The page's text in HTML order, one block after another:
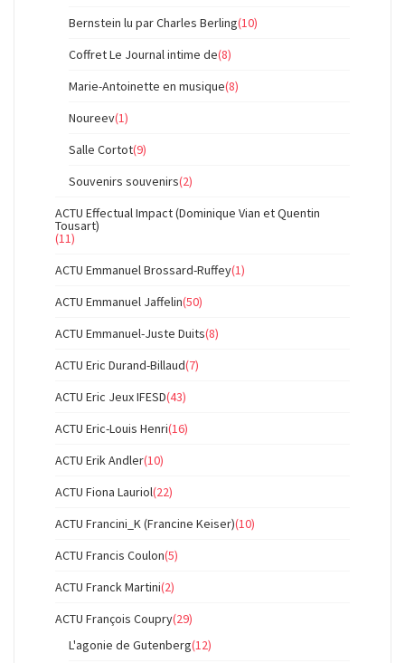
Bernstein lu par Charles Berling(10)
Coffret Le Journal intime de(8)
Marie-Antoinette en musique(8)
Noureev(1)
Salle Cortot(9)
Souvenirs souvenirs(2)
ACTU Effectual Impact (Dominique Vian et Quentin
Tousart)
(11)
ACTU Emmanuel Brossard-Ruffey(1)
ACTU Emmanuel Jaffelin(50)
ACTU Emmanuel-Juste Duits(8)
ACTU Eric Durand-Billaud(7)
ACTU Eric Jeux IFESD(43)
ACTU Eric-Louis Henri(16)
ACTU Erik Andler(10)
ACTU Fiona Lauriol(22)
ACTU Francini_K (Francine Keiser)(10)
ACTU Francis Coulon(5)
ACTU Franck Martini(2)
ACTU François Coupry(29)
L'agonie de Gutenberg(12)